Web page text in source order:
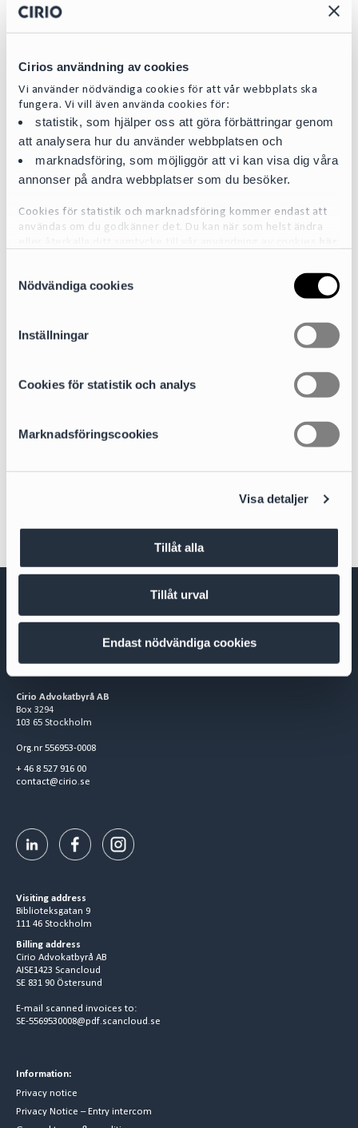
Cirios användning av cookies
Vi använder nödvändiga cookies för att vår webbplats ska
fungera. Vi vill även använda cookies för:
statistik, som hjälper oss att göra förbättringar genom
att analysera hur du använder webbplatsen och
marknadsföring, som möjliggör att vi kan visa dig våra
annonser på andra webbplatser som du besöker.
Cookies för statistik och marknadsföring kommer endast att
användas om du godkänner det. Du kan när som helst ändra
För mer detaljerad information om de cookies vi använder, se
vår Cookiepolicy, som finns tillgänglig
Nödvändiga cookies
Inställningar
Cookies för statistik och analys
Marknadsföringscookies
Visa detaljer
Tillåt alla
Tillåt urval
Endast nödvändiga cookies
Jörgen Möller
jorgen.moller@cirio.se
Cirio Advokatbyrå AB
Box 3294
103 65 Stockholm
Org.nr 556953-0008
+ 46 8 527 916 00
contact@cirio.se
Visiting address
Biblioteksgatan 9
111 46 Stockholm
Billing address
Cirio Advokatbyrå AB
AISE1423 Scancloud
SE 831 90 Östersund
E-mail scanned invoices to:
SE-5569530008@pdf.scancloud.se
Information:
Privacy notice
Privacy Notice – Entry intercom